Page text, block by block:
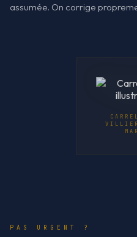
assumée. On corrige
PAS URGENT ?